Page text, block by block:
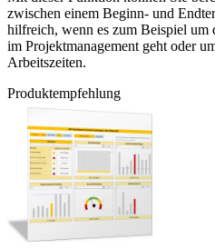
zwischen einem Beginn- und
hilfreich, wenn es zum Beispiel um
im Projektmanagement geht oder
Arbeitszeiten.
Produktempfehlung